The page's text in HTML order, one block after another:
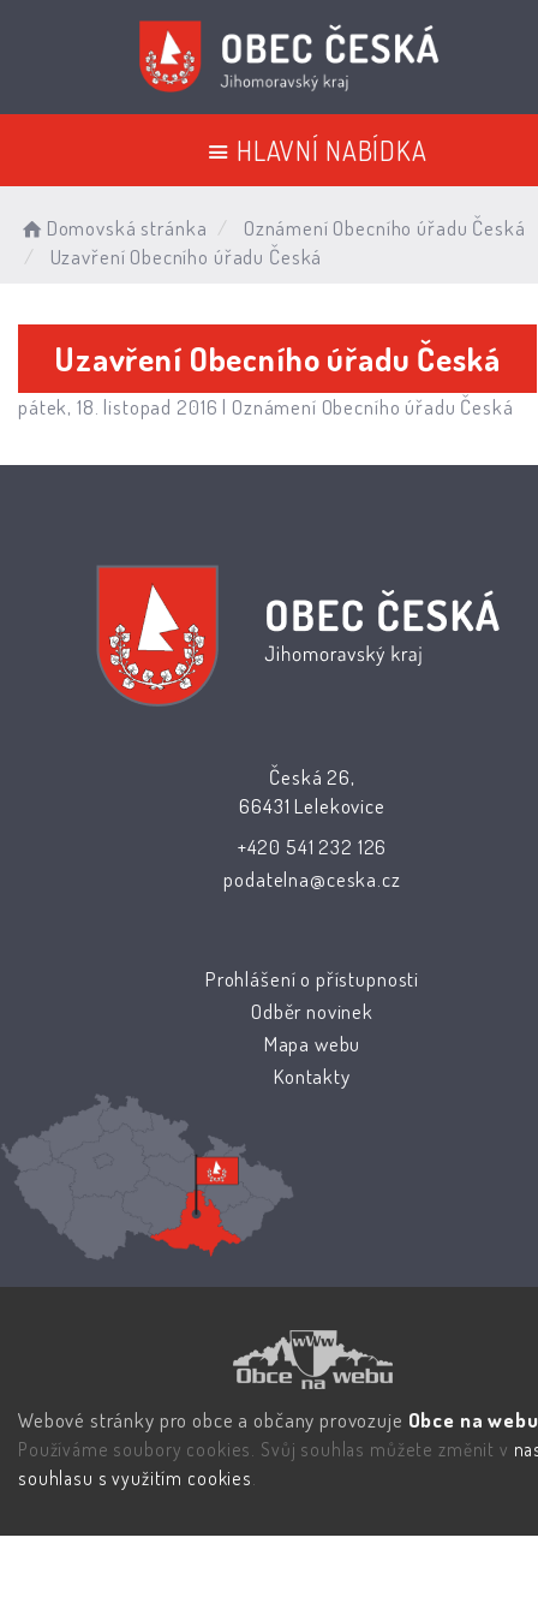
HLAVNÍ NABÍDKA
Domovská stránka
Oznámení Obecního úřadu Česká
Uzavření Obecního úřadu Česká
Uzavření Obecního úřadu Česká
pátek, 18. listopad 2016 | Oznámení Obecního úřadu Česká
Česká 26,
66431 Lelekovice
+420 541 232 126
podatelna@ceska.cz
Prohlášení o přístupnosti
Odběr novinek
Mapa webu
Kontakty
Webové stránky pro obce a občany provozuje Obce na
Používáme soubory cookies. Svůj souhlas můžete změnit v
souhlasu s využitím cookies.